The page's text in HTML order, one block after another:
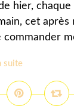
hier,
cet
suite